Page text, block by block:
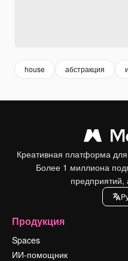
house абстракция
Креативная платформа
Более 1 миллиона
предприятий,
Продукция
Spaces
ИИ-помощник